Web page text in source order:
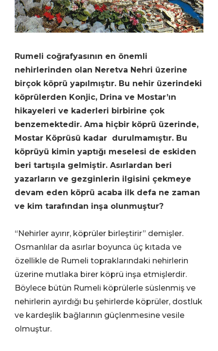
Rumeli coğrafyasının en önemli
nehirlerinden olan Neretva Nehri üzerine
birçok köprü yapılmıştır. Bu nehir üzerindeki
köprülerden Konjic, Drina ve Mostar’ın
hikayeleri ve kaderleri birbirine çok
benzemektedir. Ama hiçbir köprü üzerinde,
Mostar Köprüsü kadar durulmamıştır. Bu
köprüyü kimin yaptığı meselesi de eskiden
beri tartışıla gelmiştir. Asırlardan beri
yazarların ve gezginlerin ilgisini çekmeye
devam eden köprü acaba ilk defa ne zaman
ve kim tarafından inşa olunmuştur?
“Nehirler ayırır, köprüler birleştirir” demişler.
Osmanlılar da asırlar boyunca üç kıtada ve
özellikle de Rumeli topraklarındaki nehirlerin
üzerine mutlaka birer köprü inşa etmişlerdir.
Böylece bütün Rumeli köprülerle süslenmiş ve
nehirlerin ayırdığı bu şehirlerde köprüler, dostluk
ve kardeşlik bağlarının güçlenmesine vesile
olmuştur.